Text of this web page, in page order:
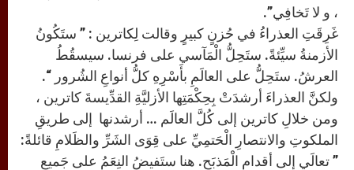
، و لا تَخافِي”.
غَرِقَتِ العذراءُ في حُزنٍ كبيرٍ وقالت لِكاترين : ” ستَكُونُ
الأزمنةُ سيِّئةً. ستَحِلُّ الْمَآسي على فرنسا. سيسقُطُ
العرشُ. ستَحِلُّ على العالَمِ بأَسْرِهِ كلُّ أنواعِ الشُرور “.
ولكنَّ العذراءَ أرشدَتْ بِحِكْمَتِها الأزليَّةِ القدِّيسةَ كاترين ،
ومن خلالِ كاترين إلى كُلَّ العالَم … أرشدنها إلى طريقِ
الملكوتِ والانتصارِ الْحَتمِيِّ على قِوَى الشَرِّ والظَلامِ قائلةً:
” تعالَي إلى أقدامِ الْمَذبَحِ. هنا ستَفيضُ النِعَمُ على جَميعِ